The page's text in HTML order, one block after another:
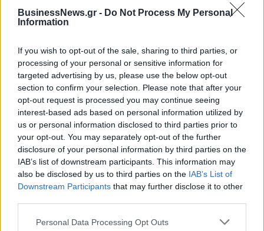
BusinessNews.gr - Do Not Process My Personal
Information
If you wish to opt-out of the sale, sharing to third parties, or
processing of your personal or sensitive information for
targeted advertising by us, please use the below opt-out
section to confirm your selection. Please note that after your
opt-out request is processed you may continue seeing
interest-based ads based on personal information utilized by
us or personal information disclosed to third parties prior to
your opt-out. You may separately opt-out of the further
disclosure of your personal information by third parties on the
IAB’s list of downstream participants. This information may
also be disclosed by us to third parties on the IAB’s List of
Downstream Participants that may further disclose it to other
Personal Data Processing Opt Outs
03/06/2016 - 03:00
ΡΟΗ ΕΙΔΗΣΕΩΝ
ΥΠΑΑΤ: Επιπλέον 12,5 εκατ. ευρώ στις Περιφέρειες